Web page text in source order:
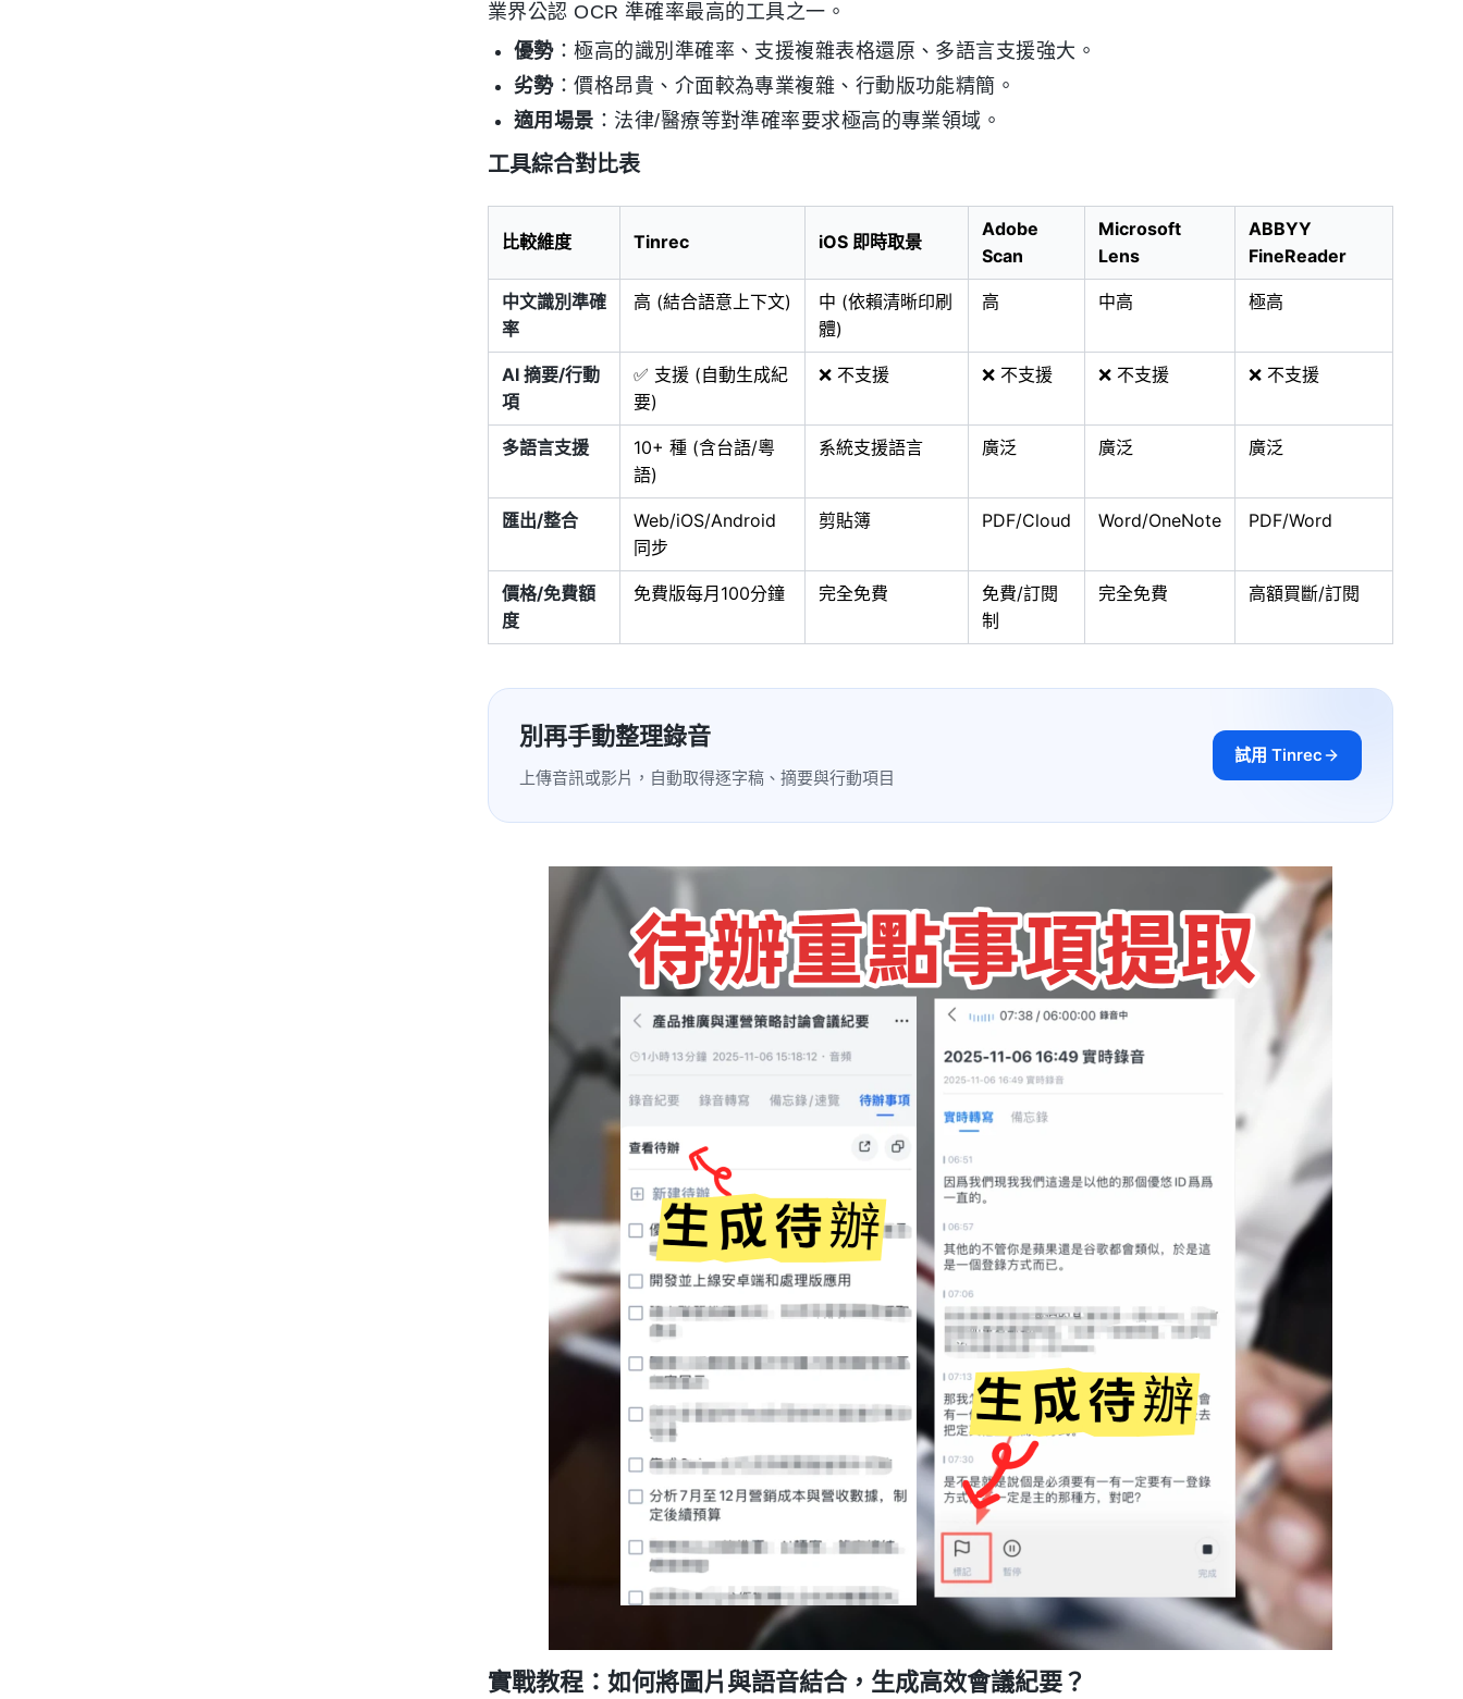
業界公認 OCR 準確率最高的工具之一。
優勢：極高的識別準確率、支援複雜表格還原、多語言支援強大。
劣勢：價格昂貴、介面較為專業複雜、行動版功能精簡。
適用場景 ：法律/醫療等對準確率要求極高的專業領域。
工具綜合對比表
比較維度 Tinrec iOS 即時取景
Adobe
Scan
Microsoft
Lens
ABBYY
FineReader
中文識別準確
率
高 (結合語意上下文)
中 (依賴清晰印刷
體)
高 中高 極高
AI 摘要/行動
項
✅ 支援 (自動生成紀
要)
❌ 不支援 ❌ 不支援 ❌ 不支援 ❌ 不支援
多語言支援
10+ 種 (含台語/粵
語)
系統支援語言 廣泛 廣泛 廣泛
匯出/整合
Web/iOS/Android
同步
剪貼簿 PDF/Cloud Word/OneNote PDF/Word
價格/免費額
度
免費版每月100分鐘 完全免費
免費/訂閱
制
完全免費 高額買斷/訂閱
別再手動整理錄音
上傳音訊或影片，自動取得逐字稿、摘要與行動項目
試用 Tinrec
實戰教程：如何將圖片與語音結合，生成高效會議紀要？